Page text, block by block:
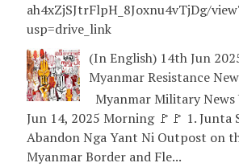
ah4xZjSJtrFlpH_8Joxnu4vTjDg/
usp=drive_link
(In English) 14th Jun
Myanmar Resistance
Myanmar Military News
Jun 14, 2025 Morning 🚩🚩 1. Junta
Abandon Nga Yant Ni Outpost on
Myanmar Border and Fle...